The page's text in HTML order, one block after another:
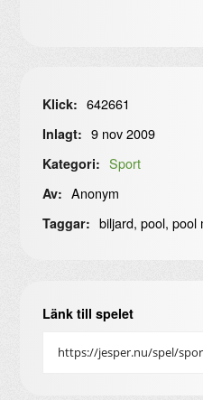
Klick: 642661
Inlagt: 9 nov 2009
Kategori: Sport
Av: Anonym
Taggar: biljard, pool, pool
Länk till spelet